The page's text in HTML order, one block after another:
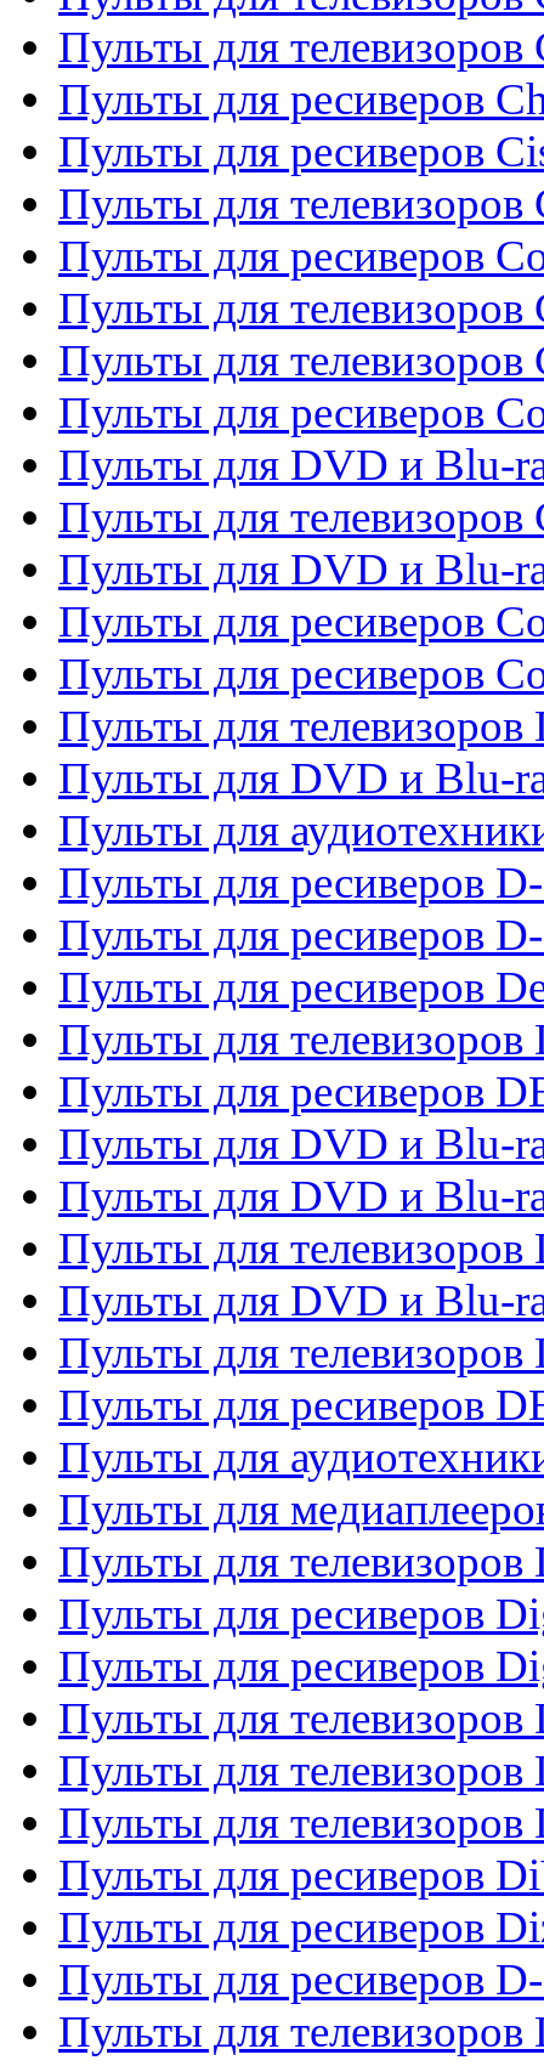
Пульты для телевизоров
Пульты для ресиверов
Пульты для ресиверов
Пульты для телевизоров
Пульты для ресиверов
Пульты для телевизоров
Пульты для телевизоров
Пульты для ресиверов
Пульты для DVD и Blu-
Пульты для телевизоров
Пульты для DVD и Blu-
Пульты для ресиверов
Пульты для ресиверов
Пульты для телевизоров
Пульты для DVD и Blu-
Пульты для
Пульты для ресиверов
Пульты для ресиверов
Пульты для ресиверов
Пульты для телевизоров
Пульты для ресиверов
Пульты для DVD и Blu-
Пульты для DVD и Blu-
Пульты для
Пульты для DVD и Blu-
Пульты для телевизоров
Пульты для ресиверов
Пульты для
Пульты для
Пульты для телевизоров
Пульты для ресиверов
Пульты для ресиверов
Пульты для
Пульты для
Пульты для телевизоров
Пульты для ресиверов
Пульты для ресиверов
Пульты для ресиверов
Пульты для телевизоров